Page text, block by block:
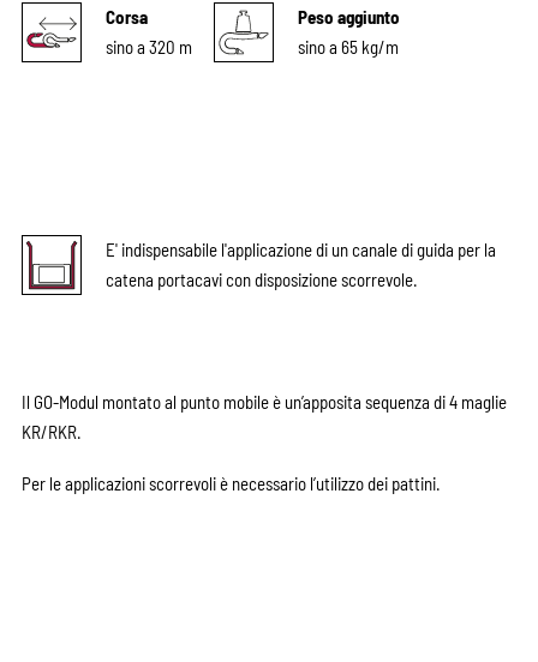
Corsa
sino a 320 m
Peso aggiunto
sino a 65 kg/m
E' indispensabile l'applicazione di un canale di guida per la
catena portacavi con disposizione scorrevole.
Il GO-Modul montato al punto mobile è un’apposita sequenza di 4 maglie
KR/RKR.
Per le applicazioni scorrevoli è necessario l’utilizzo dei pattini.